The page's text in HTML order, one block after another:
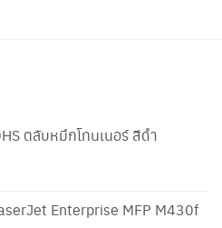
ตลับหมึกโทนเนอร์ สีดำ
Enterprise MFP M430f